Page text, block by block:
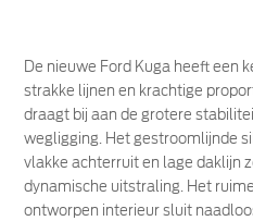
De nieuwe Ford Kuga heeft een
strakke lijnen en krachtige
draagt bij aan de grotere
wegligging. Het gestroomlijnde
vlakke achterruit en lage daklijn
dynamische uitstraling. Het
ontworpen interieur sluit